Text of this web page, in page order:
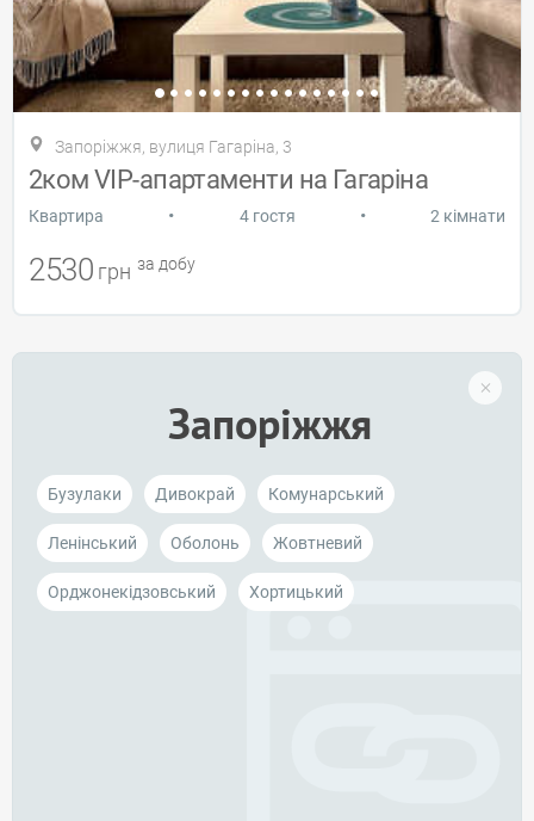
Запоріжжя, вулиця Гагаріна, 3
2ком VIP-апартаменти на Гагаріна
Квартира • 4 гостя • 2 кімнати
2530 грн за добу
Запоріжжя
Бузулаки Дивокрай Комунарський
Ленінський Оболонь Жовтневий
Орджонекідзовський Хортицький